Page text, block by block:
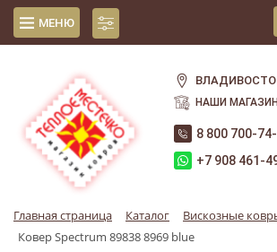
МЕНЮ
НАШИ
8 800 700-
+7 908 461-
Главная страница Каталог
Вискозные
Ковер Spectrum 89838 8969 blue